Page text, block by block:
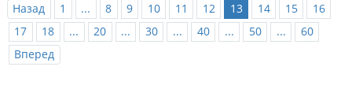
Назад 1 ... 8 9 10 11 12 13 14 15
16
17
18 ... 20 ... 30 ... 40 ... 50 ...
60
Вперед